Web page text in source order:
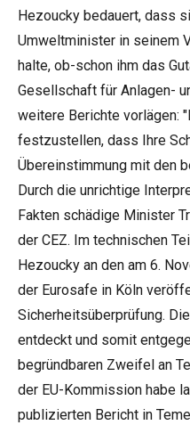
Hezoucky bedauert, dass
Umweltminister in seinem
halte, ob-schon ihm das
Gesellschaft für Anlagen-
weitere Berichte vorlägen:
festzustellen, dass Ihre
Übereinstimmung mit den
Durch die unrichtige
Fakten schädige Minister
der CEZ. Im technischen
Hezoucky an den am 6.
der Eurosafe in Köln
Sicherheitsüberprüfung.
entdeckt und somit
begründbaren Zweifel an
der EU-Kommission habe
publizierten Bericht in